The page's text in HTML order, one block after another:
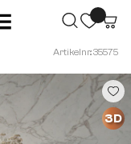
Artikelnr.: 35575
3D